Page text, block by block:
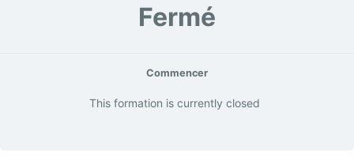
Fermé
Commencer
This formation is currently closed